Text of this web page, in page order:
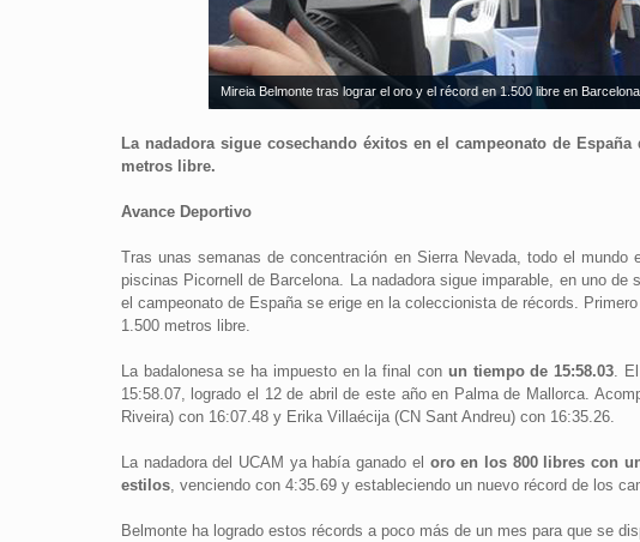
Mireia Belmonte tras lograr el oro y el récord en 1.500 libre en
La nadadora sigue cosechando éxitos en el campeonato de
metros libre.
Avance Deportivo
Tras unas semanas de concentración en Sierra Nevada, todo el mundo
piscinas Picornell de Barcelona. La nadadora sigue imparable, en uno
el campeonato de España se erige en la coleccionista de récords.
1.500 metros libre.
La badalonesa se ha impuesto en la final con un tiempo de 15:58.03.
15:58.07, logrado el 12 de abril de este año en Palma de Mallorca.
Riveira) con 16:07.48 y Erika Villaécija (CN Sant Andreu) con 16:35.26.
La nadadora del UCAM ya había ganado el oro en los 800 libres con
estilos, venciendo con 4:35.69 y estableciendo un nuevo récord de los
Belmonte ha logrado estos récords a poco más de un mes para que se